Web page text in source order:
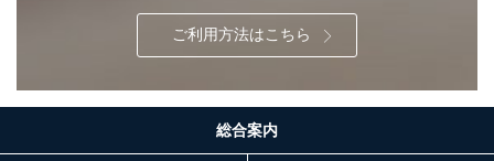
ご利用方法はこちら
総合案内